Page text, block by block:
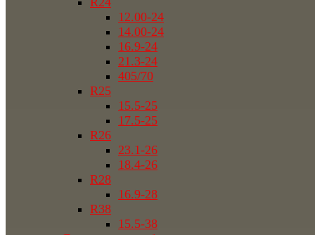
12.00-24
14.00-24
16.9-24
21.3-24
405/70
R25
15.5-25
17.5-25
R26
23.1-26
18.4-26
R28
16.9-28
R38
15.5-38